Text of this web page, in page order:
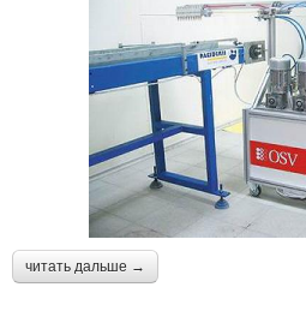
читать дальше →